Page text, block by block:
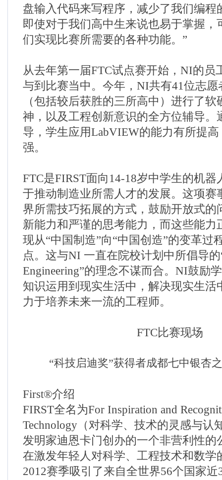
盘输入代码来写程序，减少了我们编程
即使对于我们高中生来说也易于掌握，
们实现比赛所需要的各种功能。”
从去年第一届FTC试点赛开始，NI的员
与到比赛当中。今年，NI共有41位志愿
（包括较后获胜的三所高中）进行了
神，以及工程创新意识的全方位辅导。
导，学生应用LabVIEW的能力有所提
强。
FTC是FIRST面向14-18岁中学生的机
于推动制造业所需人才的发展。这项赛
界所需技巧拓展的方式，鼓励开放式的
新能力和严谨的思考能力，而这些能力
现从“中国制造”向“中国创造”的变革过
点。这与NI 一直在院校计划中所倡导的
Engineering”的理念不谋而合。NI鼓励
知识运用到现实生活中，解决现实生活
力于培养未来一流的工程师。
FTC比赛现场
“科技启迪奖”获得者成都七中银杏
First®介绍
FIRST全名为For Inspiration and
Technology（对科学、技术的灵感与认
发明家迪恩卡门创办的一个非营利性的
在激发年轻人对科学、工程技术和数学
2012赛季吸引了来自全世界56个国家